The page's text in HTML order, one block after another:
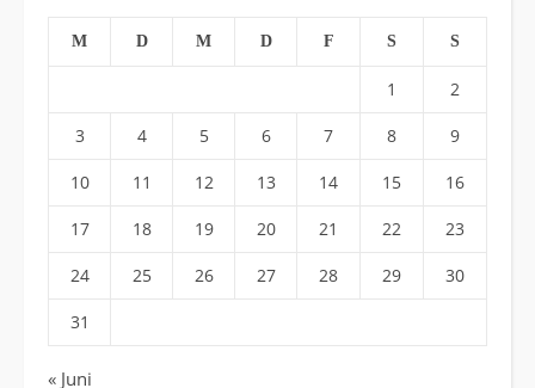
M D M D F S S
1 2
3 4 5 6 7 8 9
10 11 12 13 14 15 16
17 18 19 20 21 22 23
24 25 26 27 28 29 30
31
« Juni